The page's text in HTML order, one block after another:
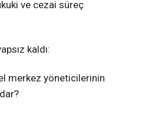
ve cezai süreç
kaldı:
merkez yöneticilerinin